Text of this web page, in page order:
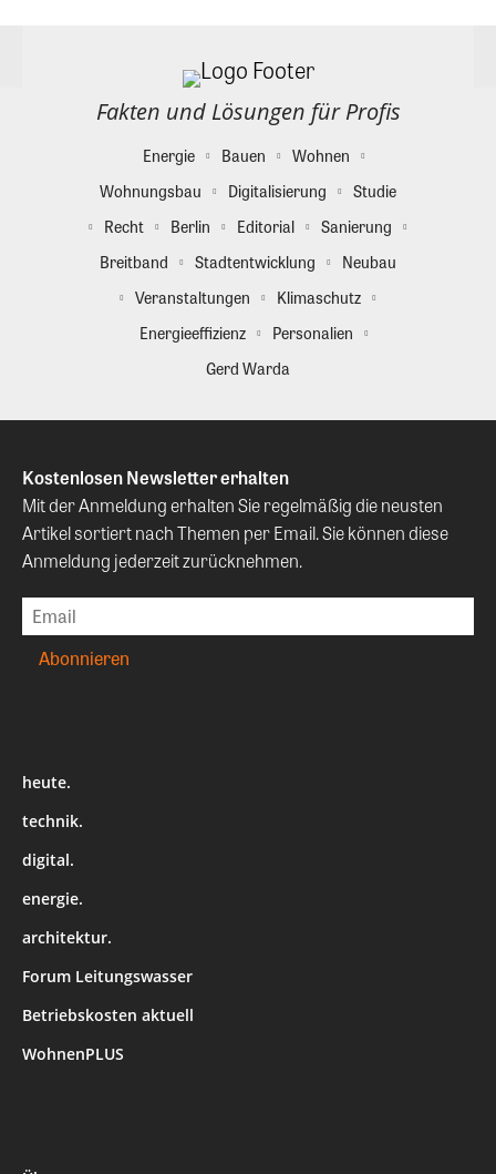
Fakten und Lösungen für Profis
Energie Bauen
Wohnen
Wohnungsbau
Digitalisierung
Studie
Recht
Berlin Editorial
Sanierung
Breitband
Stadtentwicklung
Neubau
Veranstaltungen
Klimaschutz
Energieeffizienz
Personalien
Gerd Warda
Kostenlosen Newsletter erhalten
Mit der Anmeldung erhalten Sie regelmäßig die neusten
Artikel sortiert nach Themen per Email. Sie können diese
Anmeldung jederzeit zurücknehmen.
heute.
technik.
digital.
energie.
architektur.
Forum Leitungswasser
Betriebskosten aktuell
WohnenPLUS